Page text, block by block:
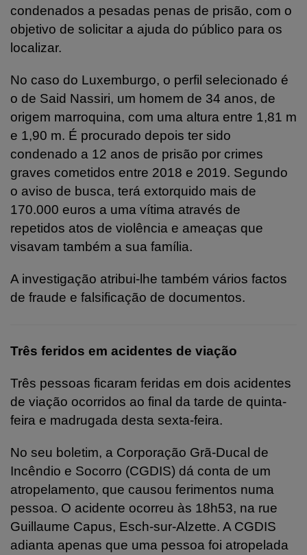
condenados a pesadas penas de prisão, com o
objetivo de solicitar a ajuda do público para os
localizar.
No caso do Luxemburgo, o perfil selecionado é
o de Said Nassiri, um homem de 34 anos, de
origem marroquina, com uma altura entre 1,81 m
e 1,90 m. É procurado depois ter sido
condenado a 12 anos de prisão por crimes
graves cometidos entre 2018 e 2019. Segundo
o aviso de busca, terá extorquido mais de
170.000 euros a uma vítima através de
repetidos atos de violência e ameaças que
visavam também a sua família.
A investigação atribui-lhe também vários factos
de fraude e falsificação de documentos.
Três feridos em acidentes de viação
Três pessoas ficaram feridas em dois acidentes
de viação ocorridos ao final da tarde de quinta-
feira e madrugada desta sexta-feira.
No seu boletim, a Corporação Grã-Ducal de
Incêndio e Socorro (CGDIS) dá conta de um
atropelamento, que causou ferimentos numa
pessoa. O acidente ocorreu às 18h53, na rue
Guillaume Capus, Esch-sur-Alzette. A CGDIS
adianta apenas que uma pessoa foi atropelada